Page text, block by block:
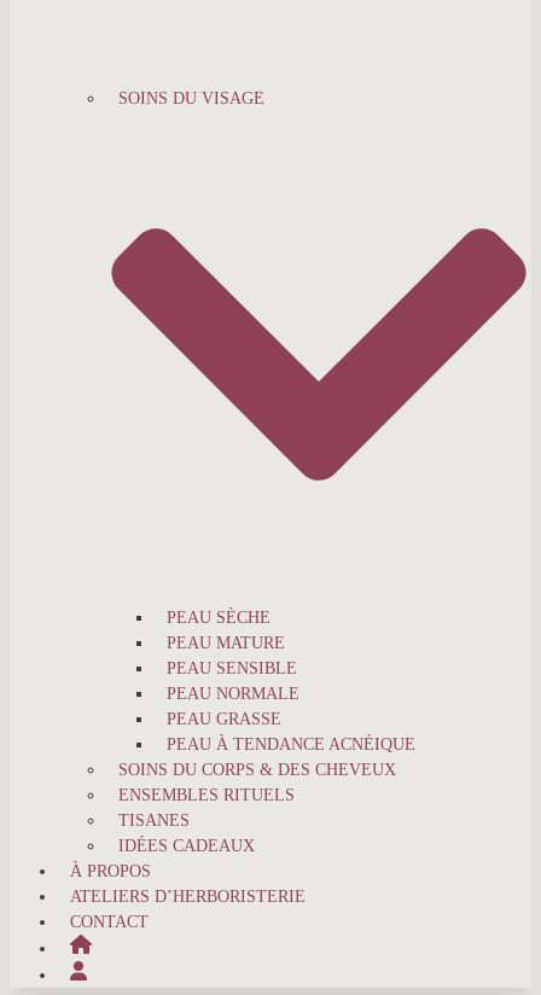
SOINS DU VISAGE
PEAU SÈCHE
PEAU MATURE
PEAU SENSIBLE
PEAU NORMALE
PEAU GRASSE
PEAU À TENDANCE ACNÉIQUE
SOINS DU CORPS & DES CHEVEUX
ENSEMBLES RITUELS
TISANES
IDÉES CADEAUX
À PROPOS
ATELIERS D’HERBORISTERIE
CONTACT